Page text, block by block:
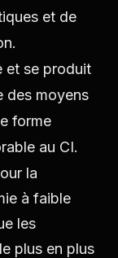
et de
et se produit
des moyens
forme
au CI.
la
à faible
les
plus en plus